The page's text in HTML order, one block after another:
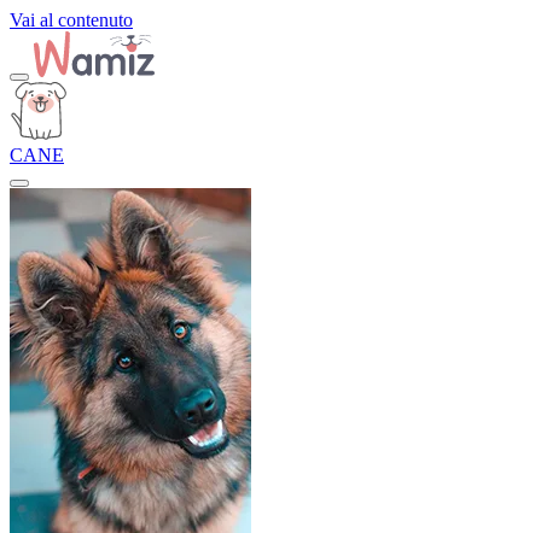
Vai al contenuto
CANE